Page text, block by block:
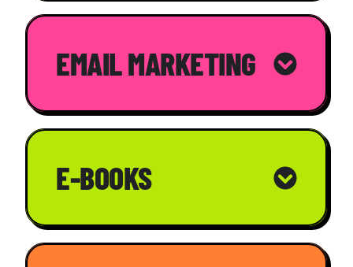
EMAIL MARKETING
E-BOOKS